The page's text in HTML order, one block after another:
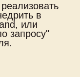
в
или
запросу"